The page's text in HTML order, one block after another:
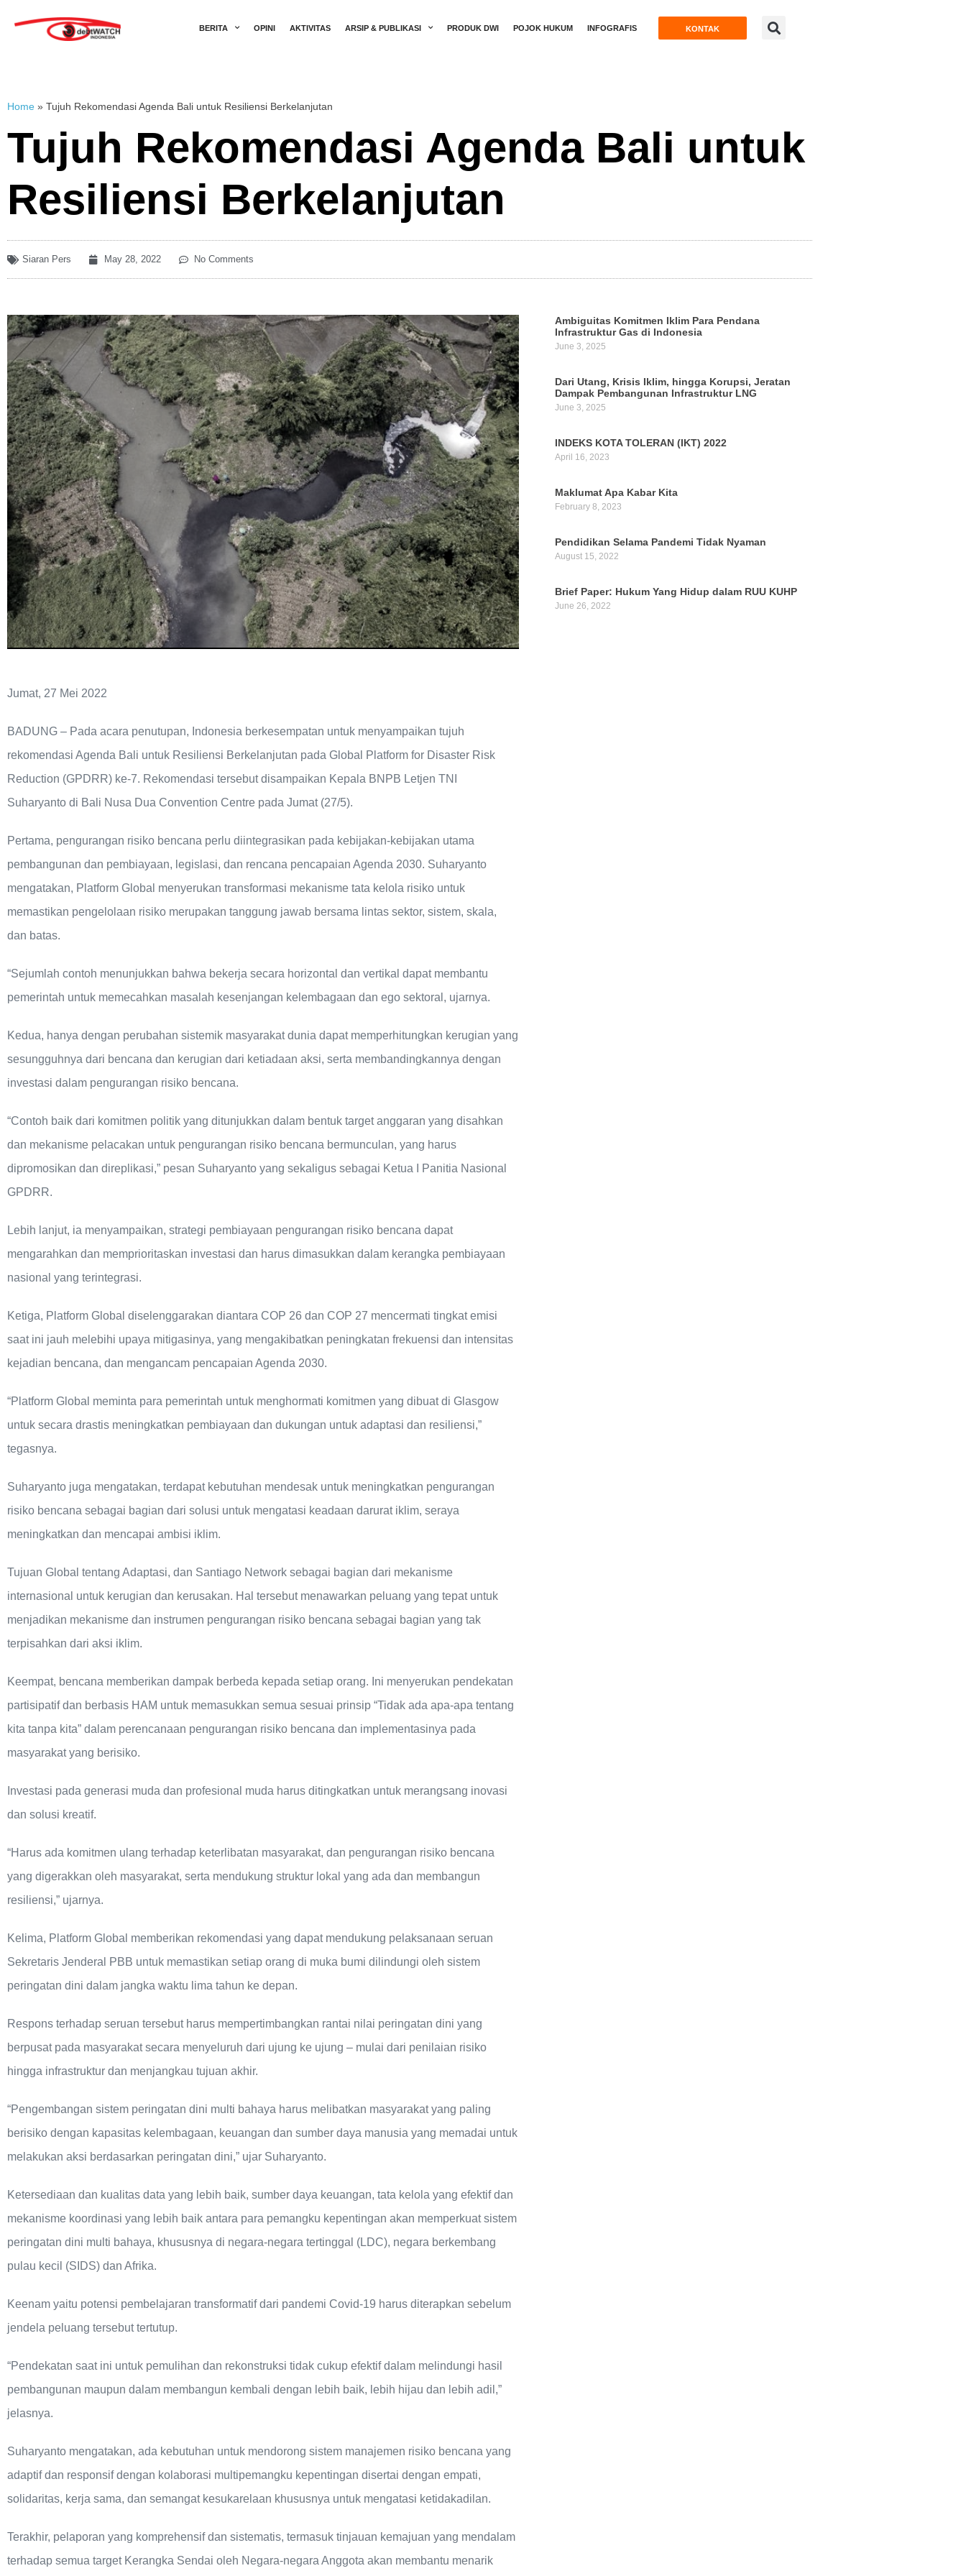
BERITA OPINI AKTIVITAS ARSIP & PUBLIKASI PRODUK DWI POJOK HUKUM INFOGRAFIS KONTAK
Home » Tujuh Rekomendasi Agenda Bali untuk Resiliensi Berkelanjutan
Tujuh Rekomendasi Agenda Bali untuk
Resiliensi Berkelanjutan
Siaran Pers May 28, 2022 No Comments
Jumat, 27 Mei 2022
BADUNG – Pada acara penutupan, Indonesia berkesempatan untuk menyampaikan tujuh
rekomendasi Agenda Bali untuk Resiliensi Berkelanjutan pada Global Platform for Disaster Risk
Reduction (GPDRR) ke-7. Rekomendasi tersebut disampaikan Kepala BNPB Letjen TNI
Suharyanto di Bali Nusa Dua Convention Centre pada Jumat (27/5).
Pertama, pengurangan risiko bencana perlu diintegrasikan pada kebijakan-kebijakan utama
pembangunan dan pembiayaan, legislasi, dan rencana pencapaian Agenda 2030. Suharyanto
mengatakan, Platform Global menyerukan transformasi mekanisme tata kelola risiko untuk
memastikan pengelolaan risiko merupakan tanggung jawab bersama lintas sektor, sistem, skala,
dan batas.
“Sejumlah contoh menunjukkan bahwa bekerja secara horizontal dan vertikal dapat membantu
pemerintah untuk memecahkan masalah kesenjangan kelembagaan dan ego sektoral, ujarnya.
Kedua, hanya dengan perubahan sistemik masyarakat dunia dapat memperhitungkan kerugian yang
sesungguhnya dari bencana dan kerugian dari ketiadaan aksi, serta membandingkannya dengan
investasi dalam pengurangan risiko bencana.
“Contoh baik dari komitmen politik yang ditunjukkan dalam bentuk target anggaran yang disahkan
dan mekanisme pelacakan untuk pengurangan risiko bencana bermunculan, yang harus
dipromosikan dan direplikasi,” pesan Suharyanto yang sekaligus sebagai Ketua I Panitia Nasional
GPDRR.
Lebih lanjut, ia menyampaikan, strategi pembiayaan pengurangan risiko bencana dapat
mengarahkan dan memprioritaskan investasi dan harus dimasukkan dalam kerangka pembiayaan
nasional yang terintegrasi.
Ketiga, Platform Global diselenggarakan diantara COP 26 dan COP 27 mencermati tingkat emisi
saat ini jauh melebihi upaya mitigasinya, yang mengakibatkan peningkatan frekuensi dan intensitas
kejadian bencana, dan mengancam pencapaian Agenda 2030.
“Platform Global meminta para pemerintah untuk menghormati komitmen yang dibuat di Glasgow
untuk secara drastis meningkatkan pembiayaan dan dukungan untuk adaptasi dan resiliensi,”
tegasnya.
Suharyanto juga mengatakan, terdapat kebutuhan mendesak untuk meningkatkan pengurangan
risiko bencana sebagai bagian dari solusi untuk mengatasi keadaan darurat iklim, seraya
meningkatkan dan mencapai ambisi iklim.
Tujuan Global tentang Adaptasi, dan Santiago Network sebagai bagian dari mekanisme
internasional untuk kerugian dan kerusakan. Hal tersebut menawarkan peluang yang tepat untuk
menjadikan mekanisme dan instrumen pengurangan risiko bencana sebagai bagian yang tak
terpisahkan dari aksi iklim.
Keempat, bencana memberikan dampak berbeda kepada setiap orang. Ini menyerukan pendekatan
partisipatif dan berbasis HAM untuk memasukkan semua sesuai prinsip “Tidak ada apa-apa tentang
kita tanpa kita” dalam perencanaan pengurangan risiko bencana dan implementasinya pada
masyarakat yang berisiko.
Investasi pada generasi muda dan profesional muda harus ditingkatkan untuk merangsang inovasi
dan solusi kreatif.
“Harus ada komitmen ulang terhadap keterlibatan masyarakat, dan pengurangan risiko bencana
yang digerakkan oleh masyarakat, serta mendukung struktur lokal yang ada dan membangun
resiliensi,” ujarnya.
Kelima, Platform Global memberikan rekomendasi yang dapat mendukung pelaksanaan seruan
Sekretaris Jenderal PBB untuk memastikan setiap orang di muka bumi dilindungi oleh sistem
peringatan dini dalam jangka waktu lima tahun ke depan.
Respons terhadap seruan tersebut harus mempertimbangkan rantai nilai peringatan dini yang
berpusat pada masyarakat secara menyeluruh dari ujung ke ujung – mulai dari penilaian risiko
hingga infrastruktur dan menjangkau tujuan akhir.
“Pengembangan sistem peringatan dini multi bahaya harus melibatkan masyarakat yang paling
berisiko dengan kapasitas kelembagaan, keuangan dan sumber daya manusia yang memadai untuk
melakukan aksi berdasarkan peringatan dini,” ujar Suharyanto.
Ketersediaan dan kualitas data yang lebih baik, sumber daya keuangan, tata kelola yang efektif dan
mekanisme koordinasi yang lebih baik antara para pemangku kepentingan akan memperkuat sistem
peringatan dini multi bahaya, khususnya di negara-negara tertinggal (LDC), negara berkembang
pulau kecil (SIDS) dan Afrika.
Keenam yaitu potensi pembelajaran transformatif dari pandemi Covid-19 harus diterapkan sebelum
jendela peluang tersebut tertutup.
“Pendekatan saat ini untuk pemulihan dan rekonstruksi tidak cukup efektif dalam melindungi hasil
pembangunan maupun dalam membangun kembali dengan lebih baik, lebih hijau dan lebih adil,”
jelasnya.
Suharyanto mengatakan, ada kebutuhan untuk mendorong sistem manajemen risiko bencana yang
adaptif dan responsif dengan kolaborasi multipemangku kepentingan disertai dengan empati,
solidaritas, kerja sama, dan semangat kesukarelaan khususnya untuk mengatasi ketidakadilan.
Terakhir, pelaporan yang komprehensif dan sistematis, termasuk tinjauan kemajuan yang mendalam
terhadap semua target Kerangka Sendai oleh Negara-negara Anggota akan membantu menarik
Ambiguitas Komitmen Iklim Para Pendana
Infrastruktur Gas di Indonesia
June 3, 2025
Dari Utang, Krisis Iklim, hingga Korupsi, Jeratan
Dampak Pembangunan Infrastruktur LNG
June 3, 2025
INDEKS KOTA TOLERAN (IKT) 2022
April 16, 2023
Maklumat Apa Kabar Kita
February 8, 2023
Pendidikan Selama Pandemi Tidak Nyaman
August 15, 2022
Brief Paper: Hukum Yang Hidup dalam RUU KUHP
June 26, 2022